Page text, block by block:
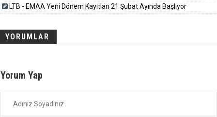
LTB - EMAA Yeni Dönem Kayıtları 21 Şubat Ayında Başlıyor
YORUMLAR
Yorum Yap